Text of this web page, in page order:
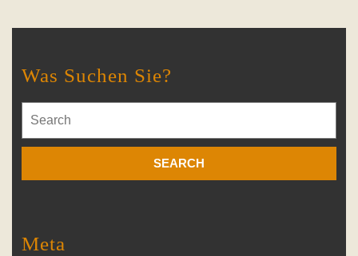
Was Suchen Sie?
for:
Meta